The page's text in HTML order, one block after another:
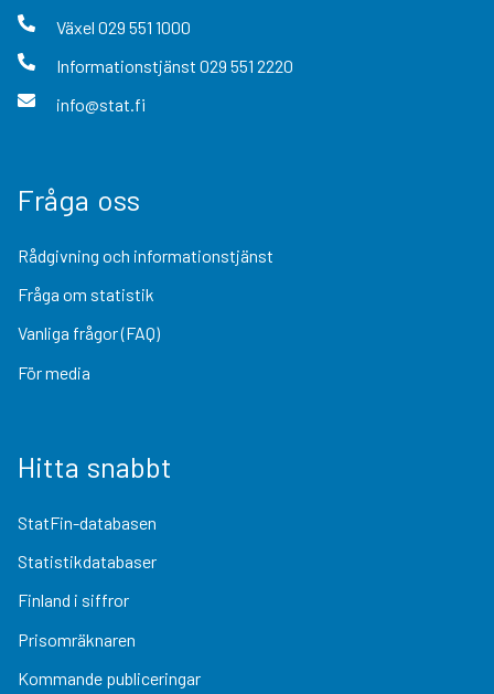
Växel 029 551 1000
Informationstjänst 029 551 2220
info@stat.fi
Fråga oss
Rådgivning och informationstjänst
Fråga om statistik
Vanliga frågor (FAQ)
För media
Hitta snabbt
StatFin-databasen
Statistikdatabaser
Finland i siffror
Prisomräknaren
Kommande publiceringar